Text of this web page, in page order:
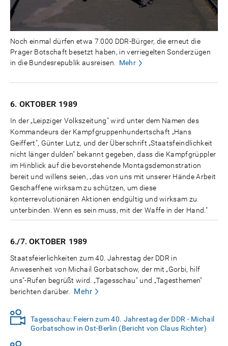
Noch einmal dürfen etwa 7.000 DDR-Bürger, die erneut die
Prager Botschaft besetzt haben, in verriegelten Sonderzügen
in die Bundesrepublik ausreisen. Mehr
6. OKTOBER 1989
In der „Leipziger Volkszeitung" wird unter dem Namen des
Kommandeurs der Kampfgruppenhundertschaft „Hans
Geiffert", Günter Lutz, und der Überschrift „Staatsfeindlichkeit
nicht länger dulden" bekannt gegeben, dass die Kampfgrüppler
im Hinblick auf die bevorstehende Montagsdemonstration
bereit und willens seien, „das von uns mit unserer Hände Arbeit
Geschaffene wirksam zu schützen, um diese
konterrevolutionären Aktionen endgültig und wirksam zu
unterbinden. Wenn es sein muss, mit der Waffe in der Hand."
6./7. OKTOBER 1989
Staatsfeierlichkeiten zum 40. Jahrestag der DDR in
Anwesenheit von Michail Gorbatschow, der mit „Gorbi, hilf
uns"-Rufen begrüßt wird. „Tagesschau" und „Tagesthemen"
berichten darüber.
Mehr
Tagesschau: Feiern zum 40. Jahrestag der DDR - Michail
Gorbatschow in Ost-Berlin (Bericht von Claus Richter)